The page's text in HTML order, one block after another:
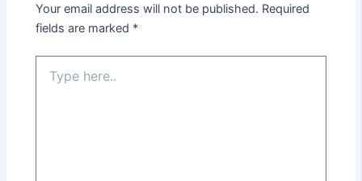
Your email address will not be published. Required
fields are marked *
here..